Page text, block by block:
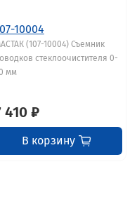
10004
(107-10004) Съемник
стеклоочистителя 0-
мм
410 ₽
В корзину